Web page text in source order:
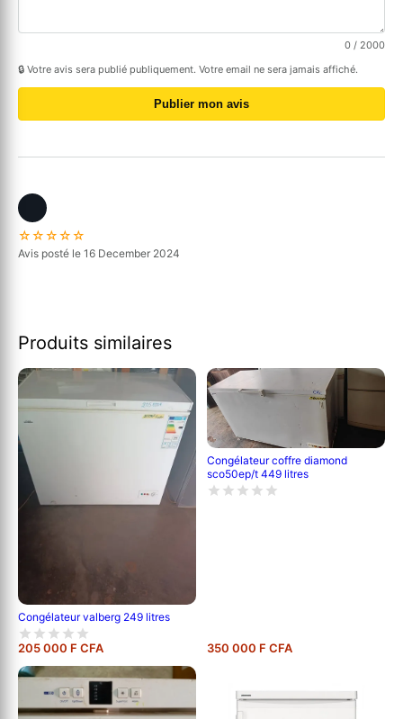
0 / 2000
🔒 Votre avis sera publié publiquement. Votre email ne sera jamais affiché.
Publier mon avis
☆☆☆☆☆
Avis posté le 16 December 2024
Produits similaires
Congélateur valberg 249 litres
205 000 F CFA
Congélateur coffre diamond
sco50ep/t 449 litres
350 000 F CFA